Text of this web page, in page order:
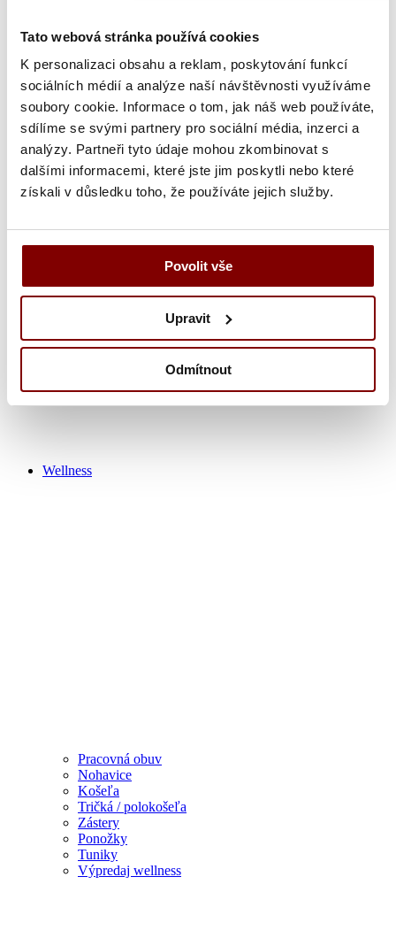
Tato webová stránka používá cookies
K personalizaci obsahu a reklam, poskytování funkcí
sociálních médií a analýze naší návštěvnosti využíváme
soubory cookie. Informace o tom, jak náš web používáte,
sdílíme se svými partnery pro sociální média, inzerci a
analýzy. Partneři tyto údaje mohou zkombinovat s
dalšími informacemi, které jste jim poskytli nebo které
získali v důsledku toho, že používáte jejich služby.
Povolit vše
Upravit
Odmítnout
Tričká / polokošeľa
Zdravotnícke plášťa
Čiapky
Wellness
Pracovná obuv
Nohavice
Košeľa
Tričká / polokošeľa
Zástery
Ponožky
Tuniky
Výpredaj wellness